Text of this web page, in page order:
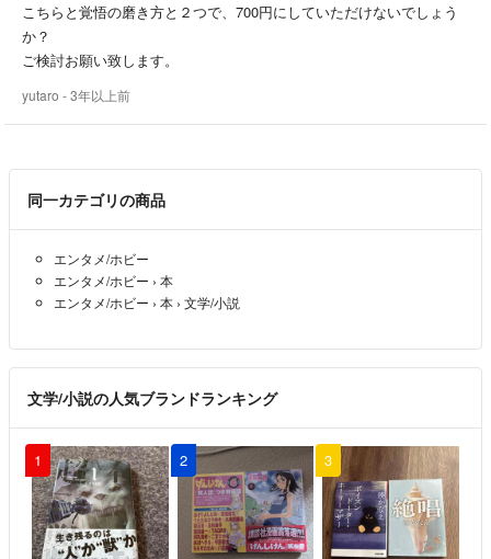
こちらと覚悟の磨き方と２つで、700円にしていただけないでしょう
か？
ご検討お願い致します。
yutaro - 3年以上前
同一カテゴリの商品
エンタメ/ホビー
エンタメ/ホビー › 本
エンタメ/ホビー › 本 › 文学/小説
文学/小説の人気ブランドランキング
1 2 3